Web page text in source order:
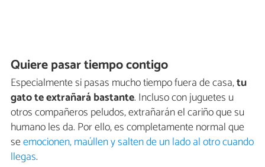
Quiere pasar tiempo contigo
Especialmente si pasas mucho tiempo fuera de casa,tu
gato te extrañará bastante. Incluso con juguetes u
otros compañeros peludos, extrañarán el cariño que su
humano les da. Por ello, es completamente normal que
seemocionen, maúllen y salten de un lado al otro cuando
llegas.